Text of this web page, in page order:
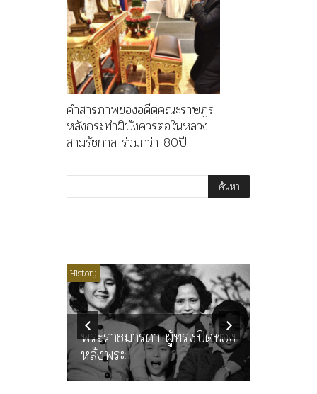
คำสารภาพของอดีตคณะราษฎร
หลังกระทำมิบังควรต่อในหลวง
สามรัชกาล ร่วมกว่า 80ปี
History
พระราชมารดา ผู้ทรงปิดทอง
หลังพระ